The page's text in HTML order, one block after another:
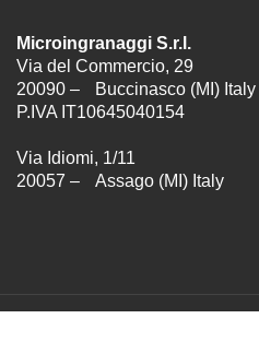
Microingranaggi S.r.l.
Via del Commercio, 29
20090 – Buccinasco (MI) Italy
P.IVA IT10645040154
Via Idiomi, 1/11
20057 – Assago (MI) Italy